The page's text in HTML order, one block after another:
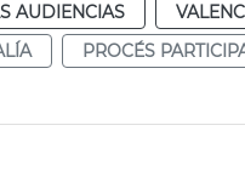
AUDIENCIAS
PROCÉS